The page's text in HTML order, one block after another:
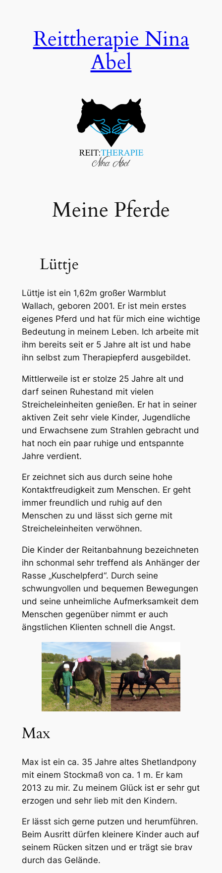
springenReittherapie Nina
Abel
Meine Pferde
Lüttje
Lüttje ist ein 1,62m großer Warmblut
Wallach, geboren 2001. Er ist mein erstes
eigenes Pferd und hat für mich eine wichtige
Bedeutung in meinem Leben. Ich arbeite mit
ihm bereits seit er 5 Jahre alt ist und habe
ihn selbst zum Therapiepferd ausgebildet.
Mittlerweile ist er stolze 25 Jahre alt und
darf seinen Ruhestand mit vielen
Streicheleinheiten genießen. Er hat in seiner
aktiven Zeit sehr viele Kinder, Jugendliche
und Erwachsene zum Strahlen gebracht und
hat noch ein paar ruhige und entspannte
Jahre verdient.
Er zeichnet sich aus durch seine hohe
Kontaktfreudigkeit zum Menschen. Er geht
immer freundlich und ruhig auf den
Menschen zu und lässt sich gerne mit
Streicheleinheiten verwöhnen.
Die Kinder der Reitanbahnung bezeichneten
ihn schonmal sehr treffend als Anhänger der
Rasse „Kuschelpferd“. Durch seine
schwungvollen und bequemen Bewegungen
und seine unheimliche Aufmerksamkeit dem
Menschen gegenüber nimmt er auch
ängstlichen Klienten schnell die Angst.
Max
Max ist ein ca. 35 Jahre altes Shetlandpony
mit einem Stockmaß von ca. 1 m. Er kam
2013 zu mir. Zu meinem Glück ist er sehr gut
erzogen und sehr lieb mit den Kindern.
Er lässt sich gerne putzen und herumführen.
Beim Ausritt dürfen kleinere Kinder auch auf
seinem Rücken sitzen und er trägt sie brav
durch das Gelände.